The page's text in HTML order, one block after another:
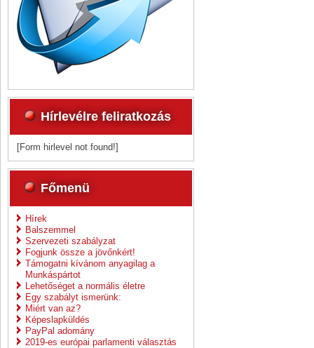
Hírlevélre feliratkozás
[Form hirlevel not found!]
Főmenü
Hírek
Balszemmel
Szervezeti szabályzat
Fogjunk össze a jövőnkért!
Támogatni kívánom anyagilag a
Munkáspártot
Lehetőséget a normális életre
Egy szabályt ismerünk:
Miért van az?
Képeslapküldés
PayPal adomány
2019-es európai parlamenti választás